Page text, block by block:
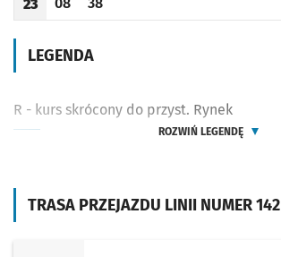
TRASA PRZEJAZDU LINII NUMER 142
Godzina odjazdu
23
Odjazd
minut po godzinie 23
Odjazd
minut po godzinie 23
LEGENDA
R - kurs skrócony do przyst. Rynek
ROZWIŃ LEGENDĘ